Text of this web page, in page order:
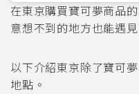
在東京購買寶可夢商品
意想不到的地方也能遇
以下介紹東京除了寶可
地點。